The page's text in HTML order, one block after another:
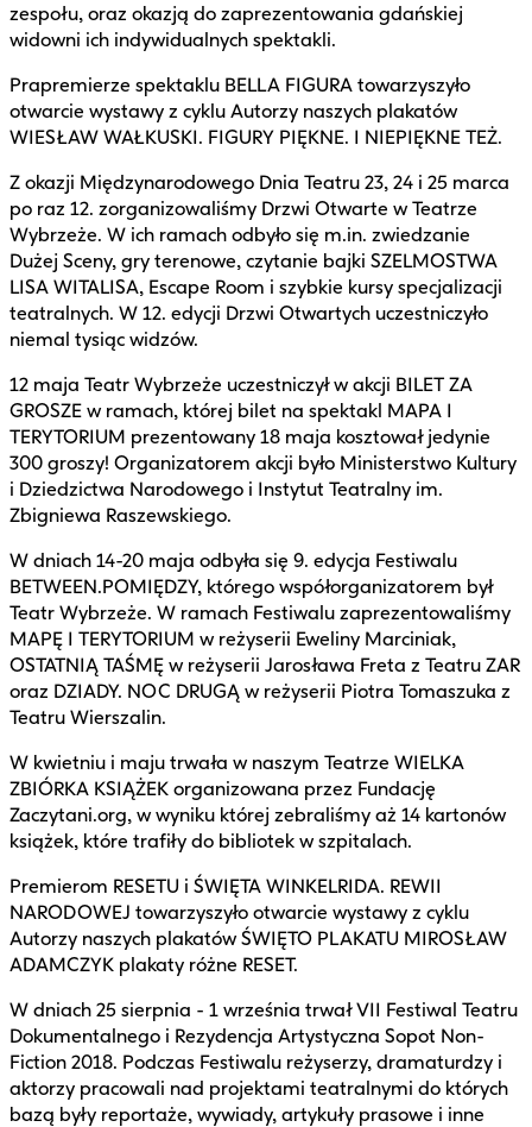
zespołu, oraz okazją do zaprezentowania gdańskiej
widowni ich indywidualnych spektakli.
Prapremierze spektaklu BELLA FIGURA towarzyszyło
otwarcie wystawy z cyklu Autorzy naszych plakatów
WIESŁAW WAŁKUSKI. FIGURY PIĘKNE. I NIEPIĘKNE TEŻ.
Z okazji Międzynarodowego Dnia Teatru 23, 24 i 25 marca
po raz 12. zorganizowaliśmy Drzwi Otwarte w Teatrze
Wybrzeże. W ich ramach odbyło się m.in. zwiedzanie
Dużej Sceny, gry terenowe, czytanie bajki SZELMOSTWA
LISA WITALISA, Escape Room i szybkie kursy specjalizacji
teatralnych. W 12. edycji Drzwi Otwartych uczestniczyło
niemal tysiąc widzów.
12 maja Teatr Wybrzeże uczestniczył w akcji BILET ZA
GROSZE w ramach, której bilet na spektakl MAPA I
TERYTORIUM prezentowany 18 maja kosztował jedynie
300 groszy! Organizatorem akcji było Ministerstwo Kultury
i Dziedzictwa Narodowego i Instytut Teatralny im.
Zbigniewa Raszewskiego.
W dniach 14-20 maja odbyła się 9. edycja Festiwalu
BETWEEN.POMIĘDZY, którego współorganizatorem był
Teatr Wybrzeże. W ramach Festiwalu zaprezentowaliśmy
MAPĘ I TERYTORIUM w reżyserii Eweliny Marciniak,
OSTATNIĄ TAŚMĘ w reżyserii Jarosława Freta z Teatru ZAR
oraz DZIADY. NOC DRUGĄ w reżyserii Piotra Tomaszuka z
Teatru Wierszalin.
W kwietniu i maju trwała w naszym Teatrze WIELKA
ZBIÓRKA KSIĄŻEK organizowana przez Fundację
Zaczytani.org, w wyniku której zebraliśmy aż 14 kartonów
książek, które trafiły do bibliotek w szpitalach.
Premierom RESETU i ŚWIĘTA WINKELRIDA. REWII
NARODOWEJ towarzyszyło otwarcie wystawy z cyklu
Autorzy naszych plakatów ŚWIĘTO PLAKATU MIROSŁAW
ADAMCZYK plakaty różne RESET.
W dniach 25 sierpnia - 1 września trwał VII Festiwal Teatru
Dokumentalnego i Rezydencja Artystyczna Sopot Non-
Fiction 2018. Podczas Festiwalu reżyserzy, dramaturdzy i
aktorzy pracowali nad projektami teatralnymi do których
bazą były reportaże, wywiady, artykuły prasowe i inne